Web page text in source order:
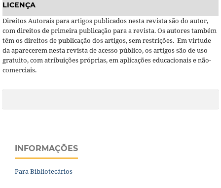
LICENÇA
Direitos Autorais para artigos publicados nesta revista são do autor,
com direitos de primeira publicação para a revista. Os autores também
têm os direitos de publicação dos artigos, sem restrições. Em virtude
da aparecerem nesta revista de acesso público, os artigos são de uso
gratuito, com atribuições próprias, em aplicações educacionais e não-
comerciais.
INFORMAÇÕES
Para Bibliotecários